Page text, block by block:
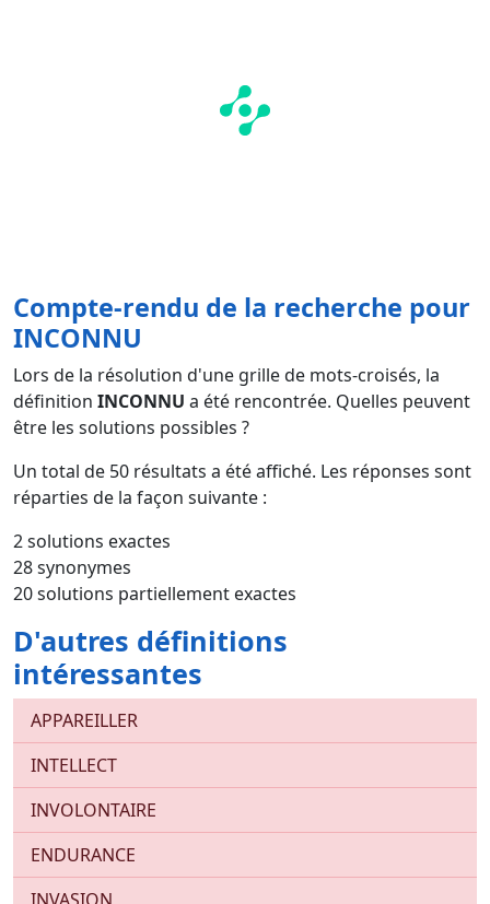
Compte-rendu de la recherche pour
INCONNU
Lors de la résolution d'une grille de mots-croisés, la
définition INCONNU a été rencontrée. Quelles peuvent
être les solutions possibles ?
Un total de 50 résultats a été affiché. Les réponses sont
réparties de la façon suivante :
2 solutions exactes
28 synonymes
20 solutions partiellement exactes
D'autres définitions
intéressantes
APPAREILLER
INTELLECT
INVOLONTAIRE
ENDURANCE